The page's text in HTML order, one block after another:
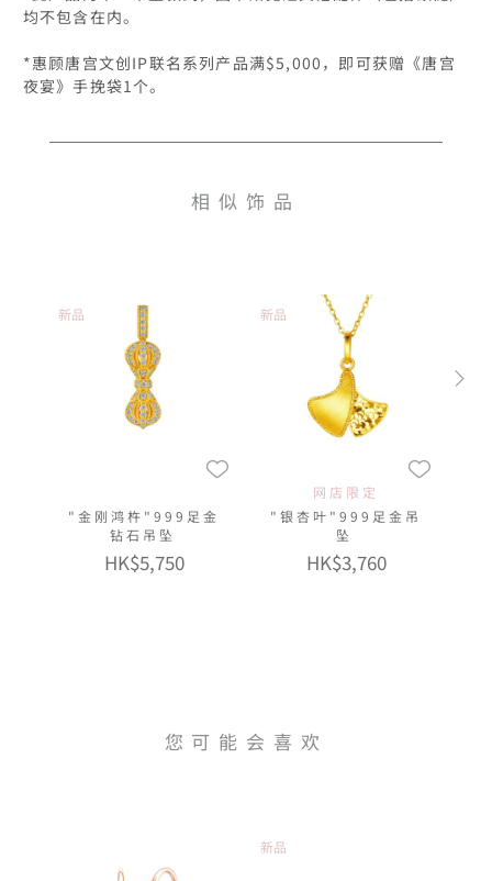
均不包含在内。
*惠顾唐宫文创IP联名系列产品满$5,000，即可获赠《唐宫
夜宴》手挽袋1个。
相似饰品
新品
"金刚鸿杵"999足金
钻石吊坠
HK$5,750
新品
网店限定
"银杏叶"999足金吊
坠
HK$3,760
您可能会喜欢
新品